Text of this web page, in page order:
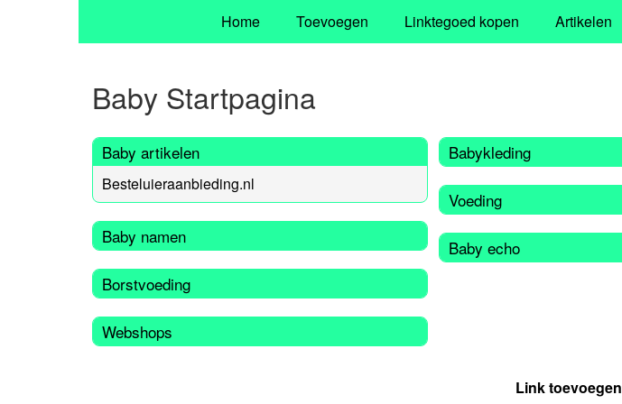
Home Toevoegen Linktegoed kopen Artikelen
Baby Startpagina
Baby artikelen
Besteluieraanbieding.nl
Baby namen
Borstvoeding
Webshops
Babykleding
Voeding
Baby echo
Link toevoegen